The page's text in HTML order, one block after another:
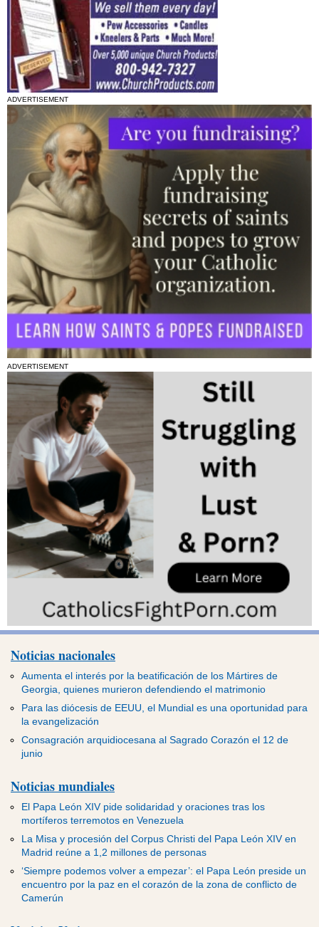
ADVERTISEMENT
ADVERTISEMENT
Noticias nacionales
Aumenta el interés por la beatificación de los Mártires de
Georgia, quienes murieron defendiendo el matrimonio
Para las diócesis de EEUU, el Mundial es una oportunidad para
la evangelización
Consagración arquidiocesana al Sagrado Corazón el 12 de
junio
Noticias mundiales
El Papa León XIV pide solidaridad y oraciones tras los
mortíferos terremotos en Venezuela
La Misa y procesión del Corpus Christi del Papa León XIV en
Madrid reúne a 1,2 millones de personas
‘Siempre podemos volver a empezar’: el Papa León preside un
encuentro por la paz en el corazón de la zona de conflicto de
Camerún